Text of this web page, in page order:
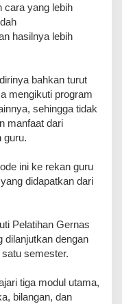
cara yang lebih
hasilnya lebih
bahkan turut
mengikuti program
sehingga tidak
manfaat dari
guru.
ini ke rekan guru
didapatkan dari
Pelatihan Gernas
dilanjutkan dengan
semester.
tiga modul utama,
bilangan, dan